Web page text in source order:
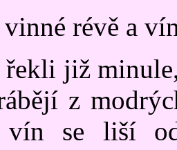
révě a
řekli již
z
vín se liší